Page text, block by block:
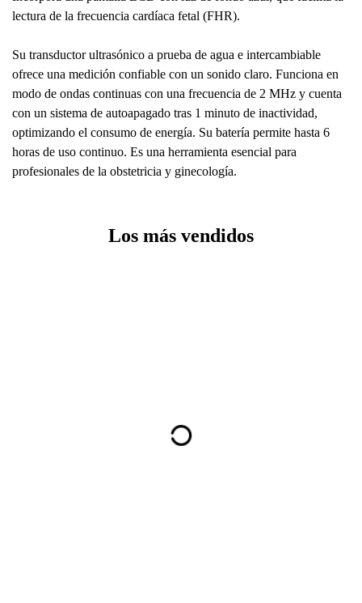
lectura de la frecuencia cardíaca fetal (FHR).
Su transductor ultrasónico a prueba de agua e intercambiable
ofrece una medición confiable con un sonido claro. Funciona en
modo de ondas continuas con una frecuencia de 2 MHz y cuenta
con un sistema de autoapagado tras 1 minuto de inactividad,
optimizando el consumo de energía. Su batería permite hasta 6
horas de uso continuo. Es una herramienta esencial para
profesionales de la obstetricia y ginecología.
Los más vendidos